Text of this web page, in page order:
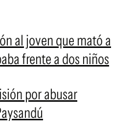
al joven que mató a
frente a dos niños
por abusar